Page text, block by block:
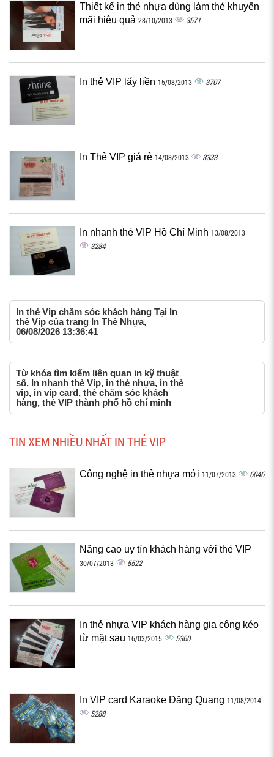
Thiết kế in thẻ nhựa dùng làm thẻ khuyến
mãi hiệu quả 28/10/2013 3571
In thẻ VIP lấy liền 15/08/2013 3707
In Thẻ VIP giá rẻ 14/08/2013 3333
In nhanh thẻ VIP Hồ Chí Minh 13/08/2013
3284
In thẻ Vip chăm sóc khách hàng Tại In
thẻ Vip của trang In Thẻ Nhựa,
06/08/2026 13:36:41
Từ khóa tìm kiếm liên quan in kỹ thuật
số, In nhanh thẻ Vip, in thẻ nhựa, in thẻ
vip, in vip card, thẻ chăm sóc khách
hàng, thẻ VIP thành phố hồ chí minh
TIN XEM NHIỀU NHẤT IN THẺ VIP
Công nghệ in thẻ nhựa mới 11/07/2013 6046
Nâng cao uy tín khách hàng với thẻ VIP
30/07/2013 5522
In thẻ nhựa VIP khách hàng gia công kéo
từ mặt sau 16/03/2015 5360
In VIP card Karaoke Đăng Quang 11/08/2014
5288